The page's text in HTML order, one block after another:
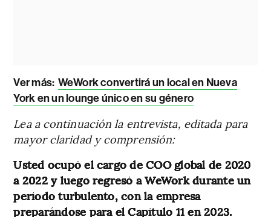
Ver más: WeWork convertirá un local en Nueva
York en un lounge único en su género
Lea a continuación la entrevista, editada para
mayor claridad y comprensión:
Usted ocupó el cargo de COO global de 2020
a 2022 y luego regresó a WeWork durante un
período turbulento, con la empresa
preparándose para el Capítulo 11 en 2023.